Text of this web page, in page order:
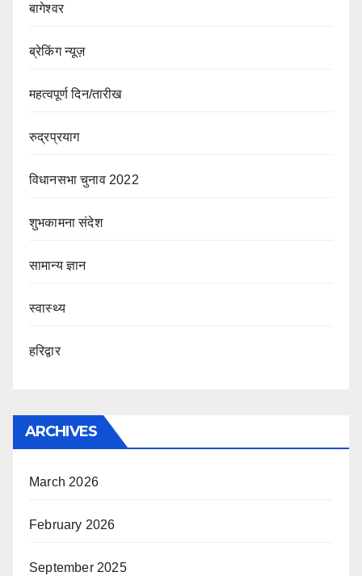
बागेश्वर
ब्रेकिंग न्यूज़
महत्वपूर्ण दिन/तारीख
रुद्रप्रयाग
विधानसभा चुनाव 2022
शुभकामना संदेश
सामान्य ज्ञान
स्वास्थ्य
हरिद्वार
ARCHIVES
March 2026
February 2026
September 2025